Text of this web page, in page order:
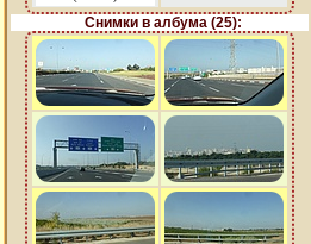
Снимки в албума (25):